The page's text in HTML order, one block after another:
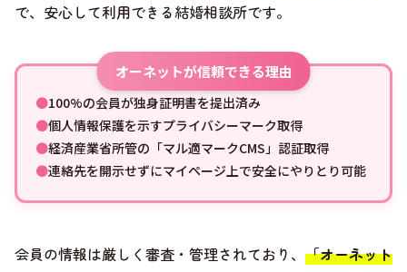
で、安心して利用できる結婚相談所です。
オーネットが信頼できる理由
●100%の会員が独身証明書を提出済み
●個人情報保護を示すプライバシーマーク取得
●経済産業省所管の「マル適マークCMS」認証取得
●連絡先を開示せずにマイページ上で安全にやりとり可能
会員の情報は厳しく審査・管理されており、 「オーネット